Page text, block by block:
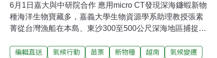
6月1日嘉大與中研院合作 應用micro CT發現深海鐮蝦新物
種海洋生物寶藏多，嘉義大學生物資源學系助理教授張素
菁從台灣漁船在本島、東沙300至500公尺深海地區捕捉的
小鼠中心合作，透過醫學研究常用的micro CT技術，比較
編輯直送 氣候行動 苗栗 新物種 越南
氣候變遷